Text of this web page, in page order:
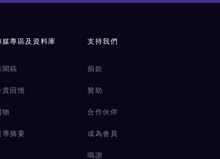
媒專區及資料庫
聞稿
貴回憶
物
導摘要
支持我們
捐款
贊助
合作伙伴
成為會員
鳴謝